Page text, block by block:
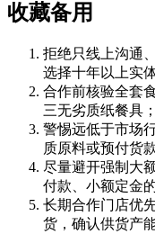
收藏备用
拒绝只线上沟通
选择十年以上实
合作前核验全套
三无劣质纸餐具；
警惕远低于市场
质原料或预付货
尽量避开强制大
付款、小额定金
长期合作门店优
货，确认供货产